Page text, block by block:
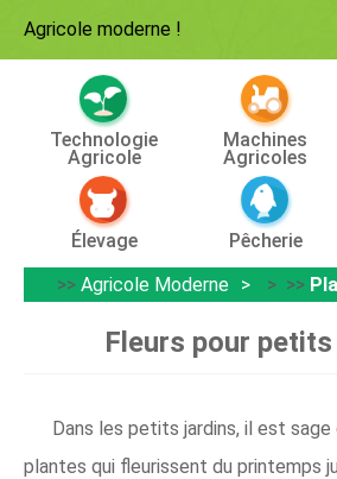
Agricole moderne !
Technologie
Agricole
Machines
Agricoles
Élevage Pêcherie
>> Agricole Moderne > >>
Fleurs pour
Dans les petits jardins, il est
plantes qui fleurissent du printemps